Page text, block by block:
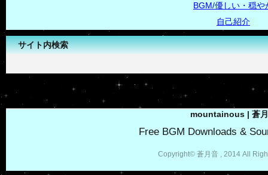
BGM/優しい・穏や
自己紹介
サイト内検索
mountainous | 蒼
Free BGM Downloads &
Copyright© 蒼月音 , 2014 All